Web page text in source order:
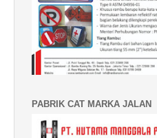
PABRIK CAT MARKA JALAN